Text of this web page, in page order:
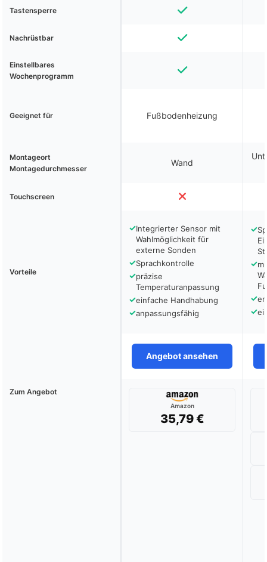
Tastensperre
Nachrüstbar
Einstellbares
Wochenprogramm
Geeignet für Fußbodenheizung
Montageort
Montagedurchmesser
Wand
Touchscreen
Vorteile
✓Integrierter Sensor mit
Wahlmöglichkeit für
externe Sonden
✓Sprachkontrolle
✓präzise
Temperaturanpassung
✓einfache Handhabung
✓anpassungsfähig
✓
✓
✓
✓
Angebot ansehen
Zum Angebot
Amazon
35,79 €